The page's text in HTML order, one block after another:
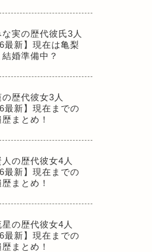
な実の歴代彼氏3人
最新】現在は亀梨
婚準備中？
の歴代彼女3人
最新】現在までの
まとめ！
人の歴代彼女4人
最新】現在までの
まとめ！
の歴代彼女4人
最新】現在までの
まとめ！